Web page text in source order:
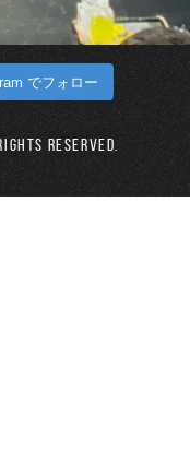
でフォロー
Reserved.